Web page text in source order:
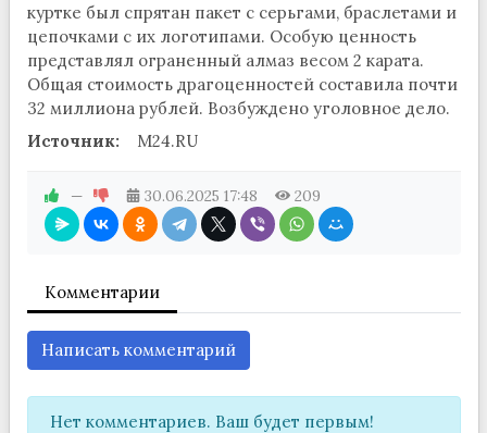
куртке был спрятан пакет с серьгами, браслетами и
цепочками с их логотипами. Особую ценность
представлял ограненный алмаз весом 2 карата.
Общая стоимость драгоценностей составила почти
32 миллиона рублей. Возбуждено уголовное дело.
Источник:
M24.RU
— 30.06.2025 17:48 209
Комментарии
Написать комментарий
Нет комментариев. Ваш будет первым!